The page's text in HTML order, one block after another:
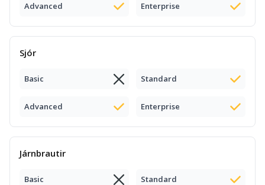
Advanced Enterprise
Sjór
Basic Standard
Advanced Enterprise
Járnbrautir
Basic Standard